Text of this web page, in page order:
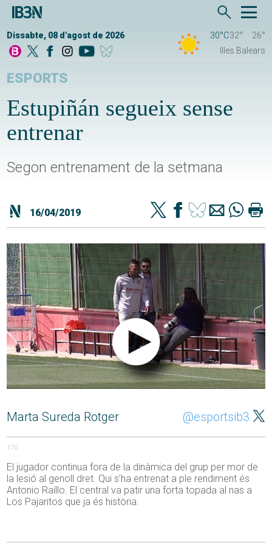
Dissabte, 08 d'agost de 2026 30°C32°
26°
Illes Balears
ESPORTS
Estupiñán segueix sense
entrenar
Segon entrenament de la setmana
16/04/2019
Marta Sureda Rotger @esportsib3
170
El jugador continua fora de la dinàmica del grup per mor de
la lesió al genoll dret. Qui s’ha entrenat a ple rendiment és
Antonio Raíllo. El central va patir una forta topada al nas a
Los Pajaritos que ja és història.